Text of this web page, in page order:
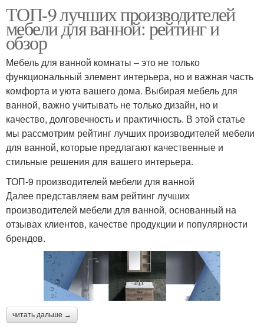
ТОП-9 лучших производителей
мебели для ванной: рейтинг и
обзор
Мебель для ванной комнаты – это не только
функциональный элемент интерьера, но и важная часть
комфорта и уюта вашего дома. Выбирая мебель для
ванной, важно учитывать не только дизайн, но и
качество, долговечность и практичность. В этой статье
мы рассмотрим рейтинг лучших производителей мебели
для ванной, которые предлагают качественные и
стильные решения для вашего интерьера.
ТОП-9 производителей мебели для ванной
Далее представляем вам рейтинг лучших
производителей мебели для ванной, основанный на
отзывах клиентов, качестве продукции и популярности
брендов.
читать дальше →